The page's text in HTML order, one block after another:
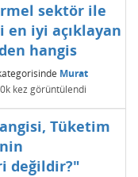
sektör ile
iyi açıklayan
hangis
Murat
kez görüntülendi
Tüketim
değildir?"